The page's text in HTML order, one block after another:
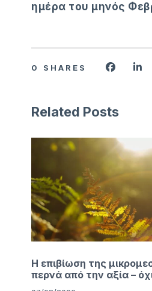
ημέρα του μηνός
0 SHARES
Related Posts
Η επιβίωση της
περνά από την αξία –